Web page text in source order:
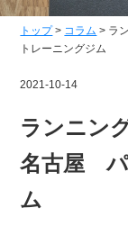
トップ> コラム > ラ
トレーニングジム
2021-10-14
ランニン
名古屋 パ
ム